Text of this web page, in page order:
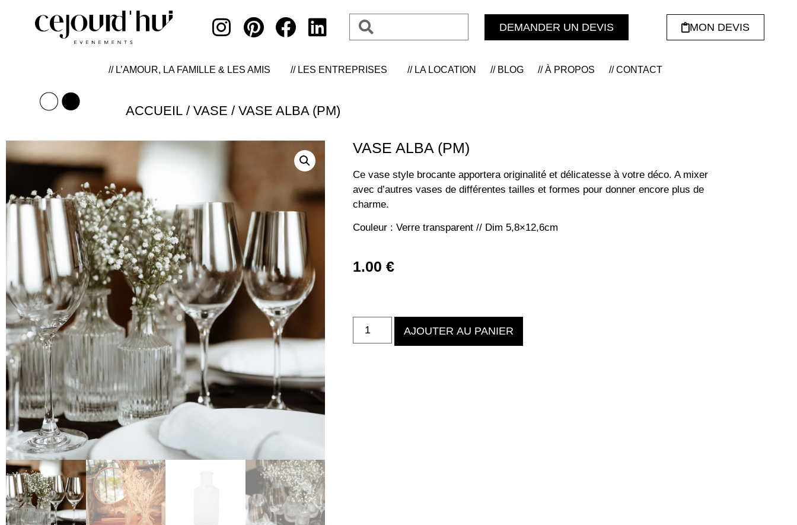
DEMANDER UN DEVIS MON DEVIS
// L’AMOUR, LA FAMILLE & LES AMIS // LES ENTREPRISES // LA LOCATION // BLOG // À PROPOS // CONTACT
ACCUEIL/ VASE / VASE ALBA (PM)
VASE ALBA (PM)
Ce vase style brocante apportera originalité et délicatesse à votre déco. A mixer
avec d’autres vases de différentes tailles et formes pour donner encore plus de
charme.
Couleur : Verre transparent // Dim 5,8×12,6cm
1.00€
AJOUTER AU PANIER